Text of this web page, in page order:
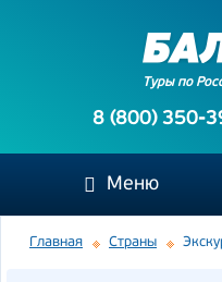
Туры по
8 (800) 350-
Меню
Главная Страны